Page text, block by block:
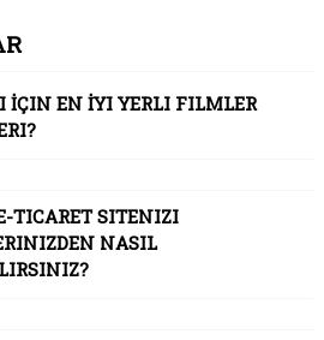
İÇIN EN İYI YERLI FILMLER
TICARET SITENIZI
NASIL